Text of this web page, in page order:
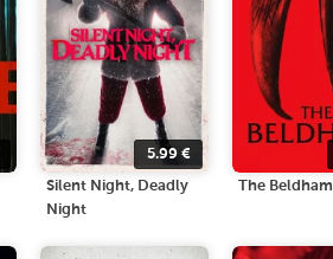
5.99 €
Silent Night, Deadly
Night
The Beldham